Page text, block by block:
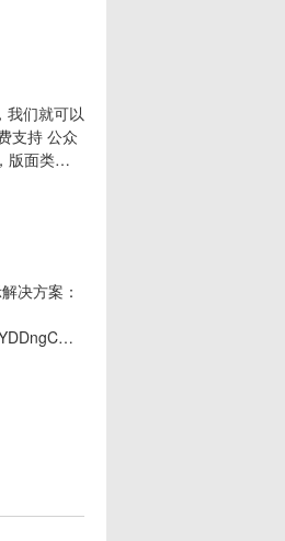
我们就可以
支持 公众
版面类似
美适配，
载时 下载
决方案：
如果打开